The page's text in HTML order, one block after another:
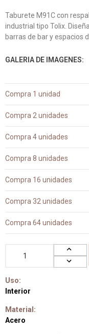
Taburete M91C con
industrial tipo Tolix.
barras de bar y espacios
GALERIA DE IMAGENES
Compra 1 unidad
Compra 2 unidades
Compra 4 unidades
Compra 8 unidades
Compra 16 unidades
Compra 32 unidades
Compra 64 unidades
Uso:
Interior
Material:
Acero